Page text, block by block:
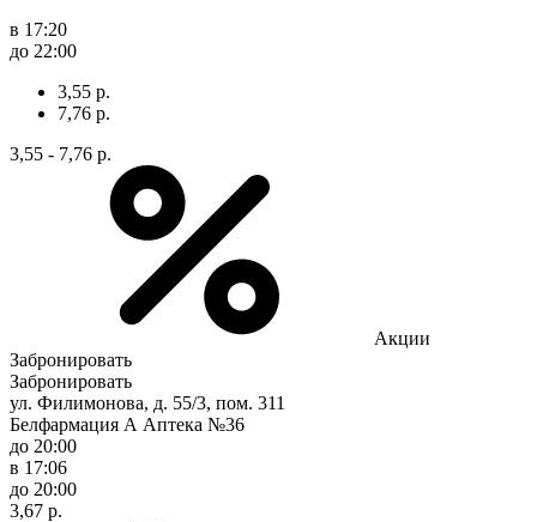
в 17:20
до 22:00
3,55 р.
7,76 р.
3,55 - 7,76 р.
Акции
Забронировать
Забронировать
ул. Филимонова, д. 55/3, пом. 311
Белфармация А Аптека №36
до 20:00
в 17:06
до 20:00
3,67 р.